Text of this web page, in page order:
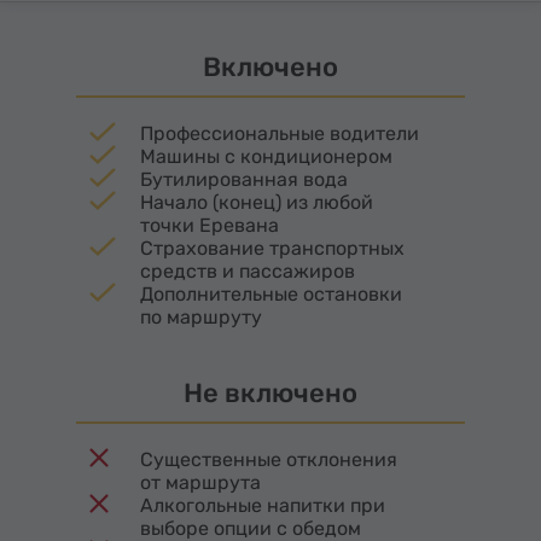
окружен густыми лесами и горами, что делает
каждую активность еще более зрелищной и
атмосферной.
Включено
Профессиональные водители
Машины с кондиционером
Бутилированная вода
Начало (конец) из любой
точки Еревана
Страхование транспортных
средств и пассажиров
Дополнительные остановки
по маршруту
Не включено
Существенные отклонения
от маршрута
Алкогольные напитки при
выборе опции с обедом